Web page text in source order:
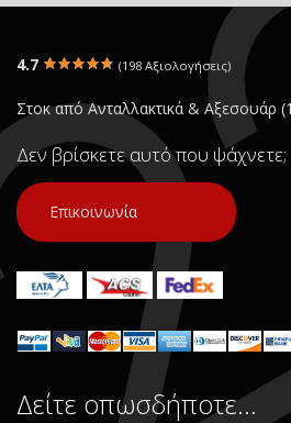
4.7 (198 Αξιολογήσεις)
Στοκ από Ανταλλακτικά & Αξεσουάρ
Δεν βρίσκετε αυτό που ψάχνετε;
Επικοινωνία
Δείτε οπωσδήποτε…